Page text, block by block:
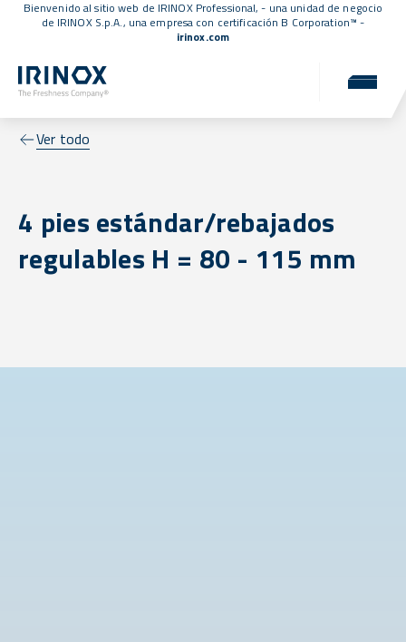
Bienvenido al sitio web de IRINOX Professional, - una unidad de negocio
de IRINOX S.p.A., una empresa con certificación B Corporation™ -
irinox.com
Ver todo
4 pies estándar/rebajados
regulables H = 80 - 115 mm